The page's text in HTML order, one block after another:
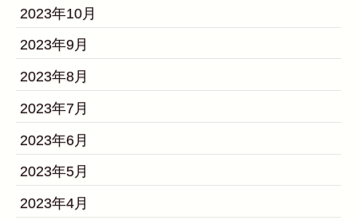
2023年10月
2023年9月
2023年8月
2023年7月
2023年6月
2023年5月
2023年4月